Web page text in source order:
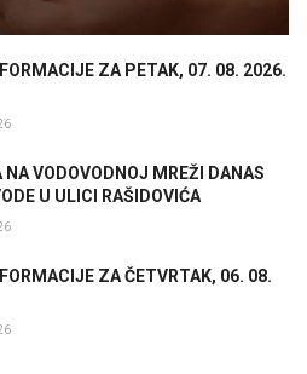
ZA PETAK, 07. 08. 2026.
NA VODOVODNOJ MREŽI DANAS
U ULICI RAŠIDOVIĆA
ZA ČETVRTAK, 06. 08.